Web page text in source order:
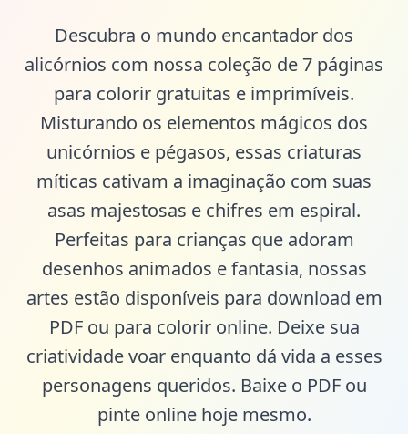
Descubra o mundo encantador dos
alicórnios com nossa coleção de 7 páginas
para colorir gratuitas e imprimíveis.
Misturando os elementos mágicos dos
unicórnios e pégasos, essas criaturas
míticas cativam a imaginação com suas
asas majestosas e chifres em espiral.
Perfeitas para crianças que adoram
desenhos animados e fantasia, nossas
artes estão disponíveis para download em
PDF ou para colorir online. Deixe sua
criatividade voar enquanto dá vida a esses
personagens queridos. Baixe o PDF ou
pinte online hoje mesmo.